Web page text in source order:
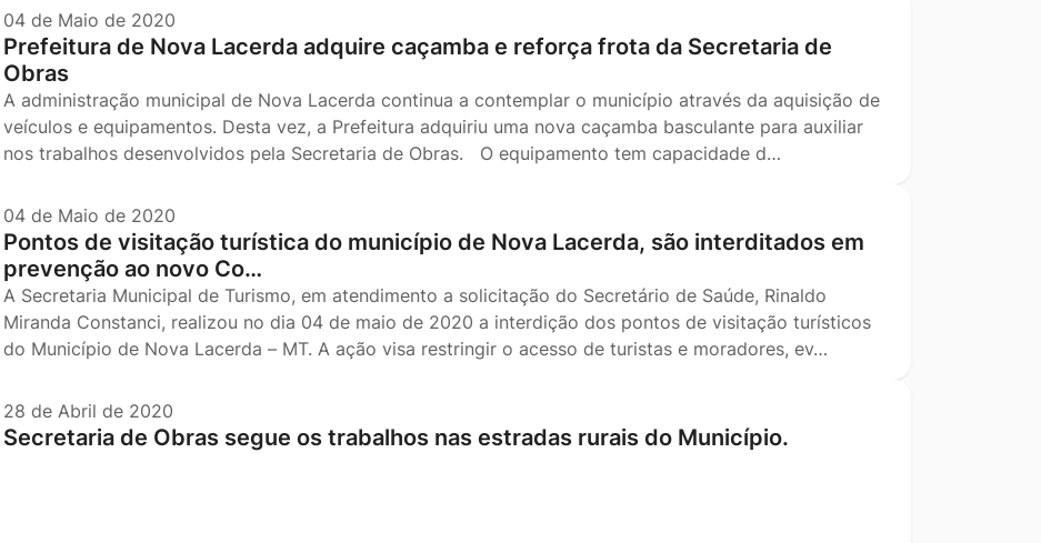
04 de Maio de 2020
Prefeitura de Nova Lacerda adquire caçamba e reforça frota da Secretaria de
Obras
A administração municipal de Nova Lacerda continua a contemplar o município através da aquisição de
veículos e equipamentos. Desta vez, a Prefeitura adquiriu uma nova caçamba basculante para auxiliar
nos trabalhos desenvolvidos pela Secretaria de Obras. O equipamento tem capacidade d…
04 de Maio de 2020
Pontos de visitação turística do município de Nova Lacerda, são interditados em
prevenção ao novo Co…
A Secretaria Municipal de Turismo, em atendimento a solicitação do Secretário de Saúde, Rinaldo
Miranda Constanci, realizou no dia 04 de maio de 2020 a interdição dos pontos de visitação turísticos
do Município de Nova Lacerda – MT. A ação visa restringir o acesso de turistas e moradores, ev…
28 de Abril de 2020
Secretaria de Obras segue os trabalhos nas estradas rurais do Município.